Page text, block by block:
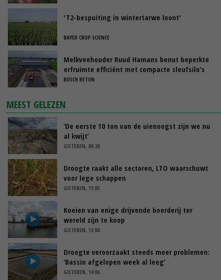
'T2-bespuiting in wintertarwe loont'
BAYER CROP SCIENCE
Melkveehouder Ruud Hamans benut beperkte
erfruimte efficiënt met compacte sleufsilo’s
BOSCH BETON
MEEST GELEZEN
‘De eerste 10 ton van de uienoogst zijn we nu
al kwijt’
GISTEREN, 09:28
Droogte raakt alle sectoren, LTO waarschuwt
voor lege schappen
GISTEREN, 11:05
Koeien van enige drijvende boerderij ter
wereld zijn te koop
GISTEREN, 12:00
Droogte veroorzaakt steeds meer problemen:
‘Bassin afgelopen week al leeg’
GISTEREN, 14:06